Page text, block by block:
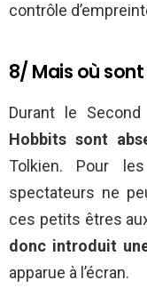
contrôle
8/ Mais où
Durant le
Hobbits sont
Tolkien. Pour
spectateurs ne
ces petits êtres
donc introduit
apparue à l’écran.